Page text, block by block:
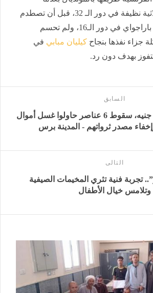
تجاوزت السويد بثلاثية نظيفة في دور الـ 32، قبل أن تصطدم
بمقاومة عنيدة من باراجواي في دور الـ16، ولم تحسم
جزاء نفذها بنجاح كيليان مبابي في
بهدف دون رد.
السابق
رحلة الـ250 مليون جنيه، سقوط 6 عناصر حاولوا غسل أموال
مصدر ثرواتهم - المدينة برس
التالى
تجربة فنية تثري المخيمات الصيفية
وتلامس خيال الأطفال